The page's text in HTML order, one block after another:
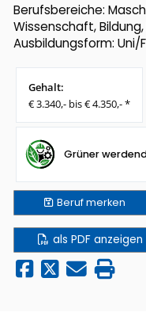
Berufsbereiche:
Wissenschaft,
Ausbildungsform: Uni/
Gehalt:
€ 3.340,- bis € 4.350,- *
Grüner
Berufmerken
als PDF anzeigen